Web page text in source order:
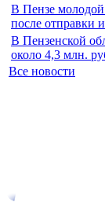
В Пензе молодой
после отправки
В Пензенской
около 4,3 млн.
Все новости